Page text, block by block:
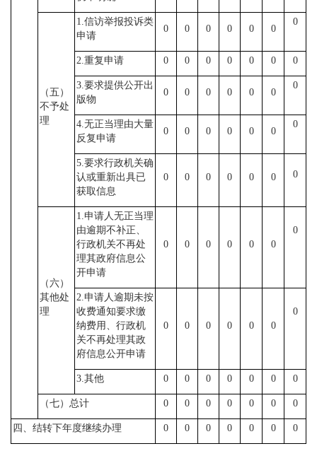
（五）
不予处
理
1.信访举报投诉类
申请
0 0 0 0 0 0
0
2.重复申请 0 0 0 0 0 0 0
3.要求提供公开出
版物
0 0 0 0 0 0
0
4.无正当理由大量
反复申请
0 0 0 0 0 0
0
5.要求行政机关确
认或重新出具已
获取信息
0 0 0 0 0 0 0
（六）
其他处
理
1.申请人无正当理
由逾期不补正、
行政机关不再处
理其政府信息公
开申请
0 0 0 0 0 0
0
2.申请人逾期未按
收费通知要求缴
纳费用、行政机
关不再处理其政
府信息公开申请
0 0 0 0 0 0
0
3.其他 0 0 0 0 0 0 0
（七）总计 0 0 0 0 0 0 0
四、结转下年度继续办理 0 0 0 0 0 0 0